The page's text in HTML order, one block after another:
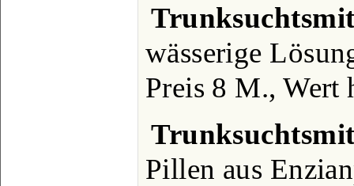
wässerige
Preis 8 M., Wert
Pillen aus